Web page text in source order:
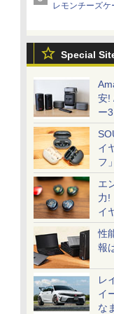
レモンチーズ
Special
安!
ー
イ
フ
エ
力!
イ
一
性
報
レ
イ
な